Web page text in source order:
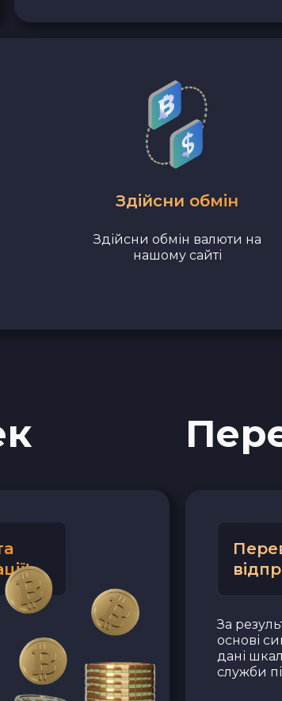
Здійсни обмін
Здійсни обмін валюти на
нашому сайті
За
основі
дані
служби